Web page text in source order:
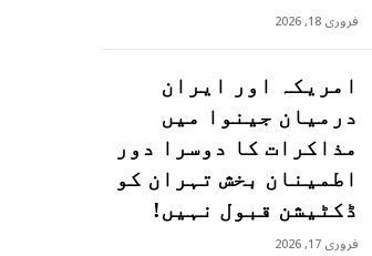
فروری 18, 2026
امریکہ اور ایران
درمیان جینوا میں
مذاکرات کا دوسرا دور
اطمینان بخش تہران کو
ڈکٹیشن قبول نہیں!
فروری 17, 2026